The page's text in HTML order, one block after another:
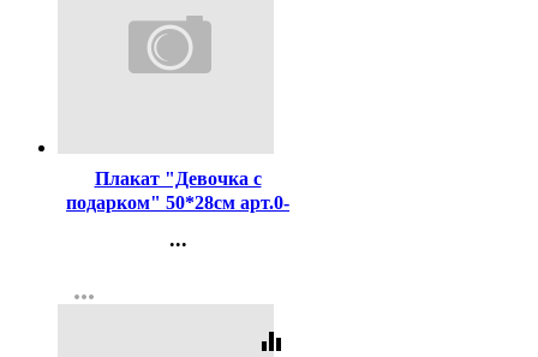
Плакат "Девочка с
подарком" 50*28см арт.0-
...
Регистрация
more_horiz
equalizer